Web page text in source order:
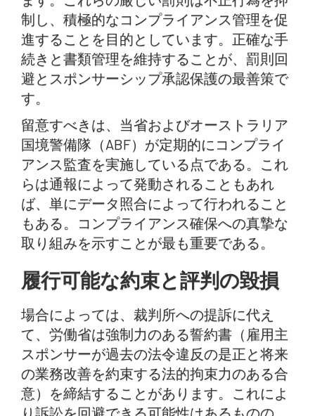
制し、積極的なコンプライアンス管理を促
進することを目的としています。正確な手
続きと書類管理を維持することが、罰則回
避とスポンサーシップ承認保護の最善策で
す。
留意すべきは、当省およびオーストラリア
国境警備隊（ABF）が定期的にコンプライ
アンス監査を実施している点である。これ
らは通報によって発動されることもあれ
ば、単にデータ照合によって行われること
もある。コンプライアンス確保への真摯な
取り組みを示すことが最も重要である。
履行可能な約束と評判の毀損
場合によっては、裁判所への提訴に代え
て、労働省は強制力のある誓約書（雇用主
スポンサーが過去の法令違反の是正と将来
の業務改善を約束する法的拘束力のある合
意）を締結することがあります。これによ
り訴訟を回避できる可能性はあるものの、